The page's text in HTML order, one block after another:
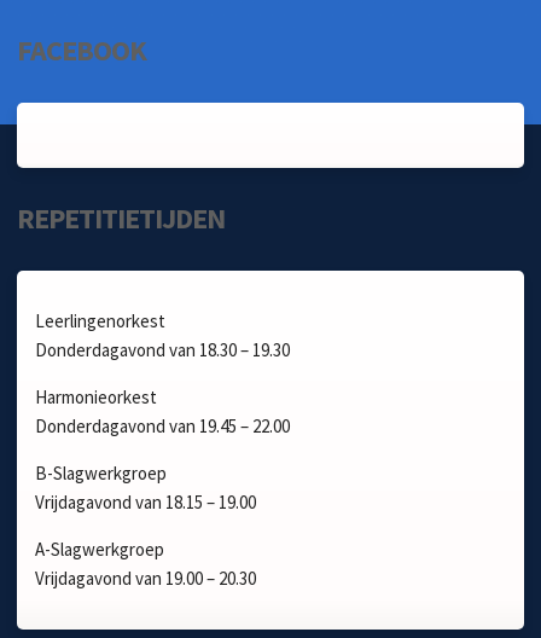
FACEBOOK
REPETITIETIJDEN
Leerlingenorkest
Donderdagavond van 18.30 – 19.30
Harmonieorkest
Donderdagavond van 19.45 – 22.00
B-Slagwerkgroep
Vrijdagavond van 18.15 – 19.00
A-Slagwerkgroep
Vrijdagavond van 19.00 – 20.30